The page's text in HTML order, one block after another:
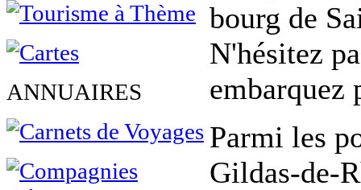
ANNUAIRES
bourg de
N'hésitez
embarquez
Parmi les
Gildas-de-